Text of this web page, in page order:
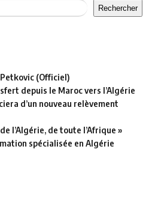
Rechercher
Petkovic (Officiel)
depuis le Maroc vers l’Algérie
d’un nouveau relèvement
l’Algérie, de toute l’Afrique »
spécialisée en Algérie